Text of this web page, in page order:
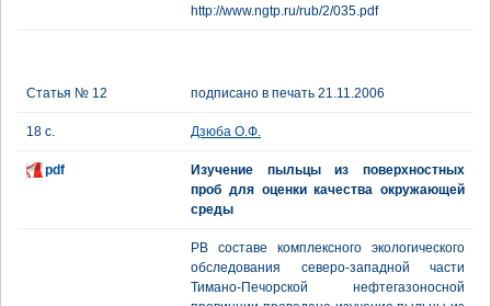
http://www.ngtp.ru/rub/2/035.pdf
Статья № 12 подписано в печать 21.11.2006
18 с. Дзюба О.Ф.
pdf
Изучение пыльцы из поверхностных
проб для оценки качества окружающей
среды
РВ составе комплексного экологического
обследования северо-западной части
Тимано-Печорской нефтегазоносной